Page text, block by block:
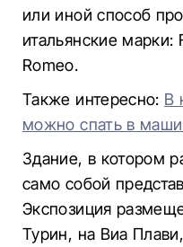
или иной способ
итальянские марки:
Romeo.
Также интересно: В
можно спать в
Здание, в котором
само собой
Экспозиция
Турин, на Виа